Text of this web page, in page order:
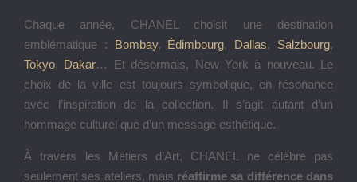
Chaque année, CHANEL choisit une destination
emblématique : Bombay, Édimbourg, Dallas, Salzbourg,
Tokyo, Dakar… Et désormais, New York à nouveau. Le
choix de la ville est toujours symbolique, en résonance
avec l’inspiration de la collection. Il s’agit autant d’un
hommage culturel que d’un message esthétique.
À travers les Métiers d’Art, CHANEL ne célèbre pas
seulement ses ateliers, mais réaffirme sa différence dans